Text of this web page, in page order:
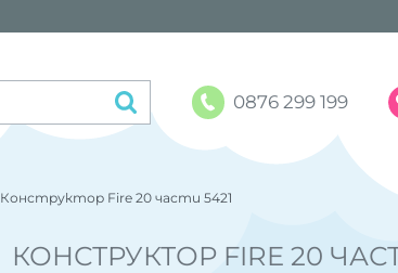
0876 299 199
Конструктор Fire 20 части 5421
КОНСТРУКТОР FIRE 20